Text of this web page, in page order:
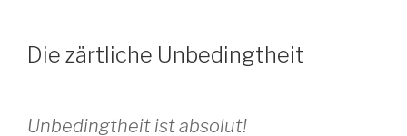
Die zärtliche Unbedingtheit
Unbedingtheit ist absolut!